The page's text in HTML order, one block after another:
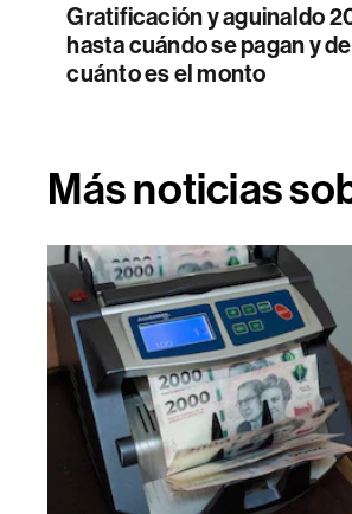
Gratificación y aguinaldo
hasta cuándo se pagan y de
cuánto es el monto
Más noticias